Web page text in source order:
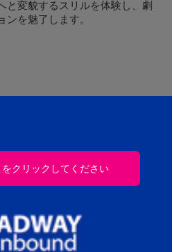
と変貌するスリルを体験し、劇
を魅了します。
クリックしてください